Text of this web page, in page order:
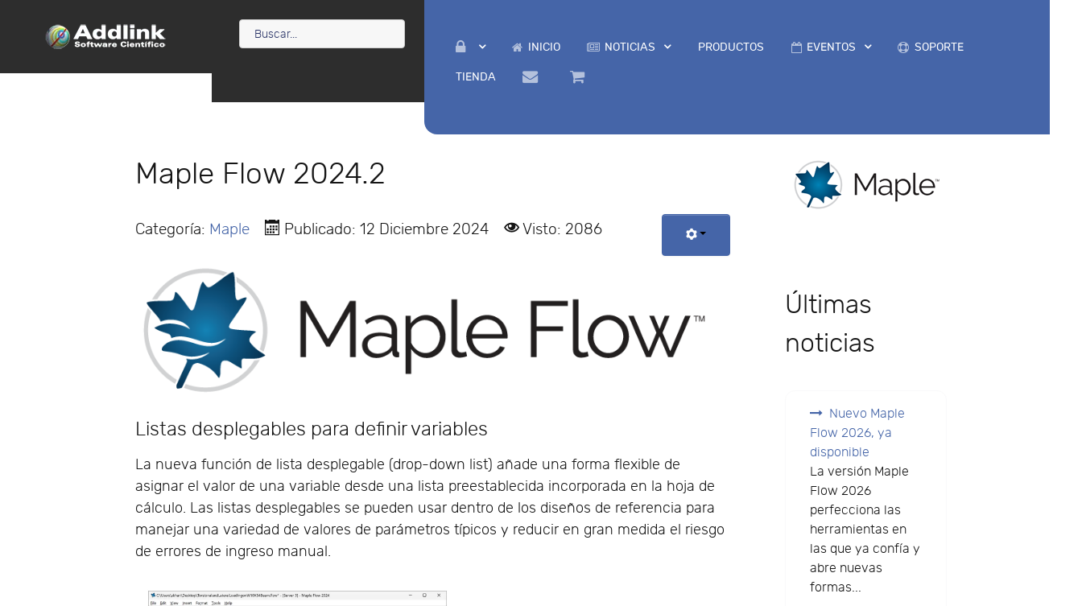
INICIO NOTICIAS PRODUCTOS EVENTOS SOPORTE
TIENDA
Maple Flow 2024.2
Categoría: Maple Publicado: 12 Diciembre 2024 Visto: 2086
Listas desplegables para definir variables
La nueva función de lista desplegable (drop-down list) añade una forma flexible de
asignar el valor de una variable desde una lista preestablecida incorporada en la hoja de
cálculo. Las listas desplegables se pueden usar dentro de los diseños de referencia para
manejar una variedad de valores de parámetros típicos y reducir en gran medida el riesgo
de errores de ingreso manual.
Últimas
noticias
Nuevo Maple
Flow 2026, ya
disponible
La versión Maple
Flow 2026
perfecciona las
herramientas en
las que ya confía y
abre nuevas
formas...